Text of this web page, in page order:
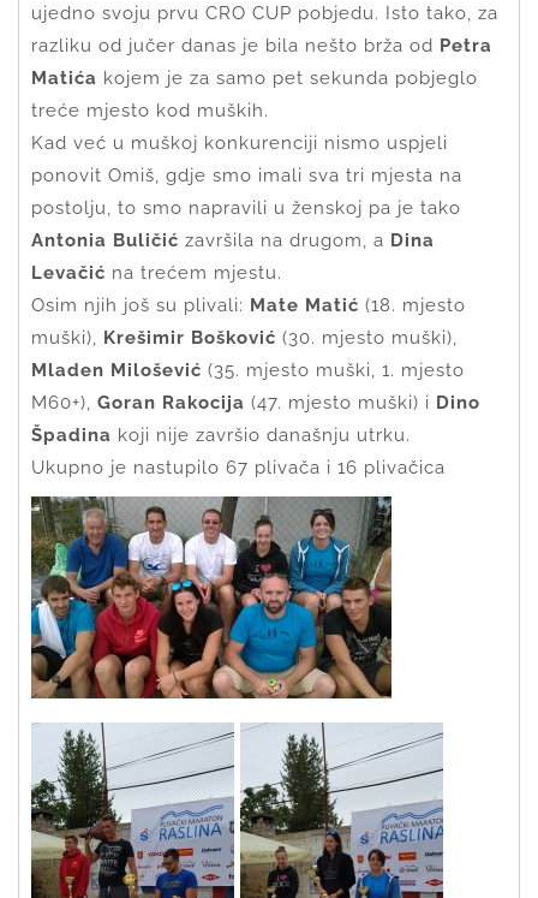
ujedno svoju prvu CRO CUP pobjedu. Isto tako, za
razliku od jučer danas je bila nešto brža od Petra
Matića kojem je za samo pet sekunda pobjeglo
treće mjesto kod muških.
Kad već u muškoj konkurenciji nismo uspjeli
ponovit Omiš, gdje smo imali sva tri mjesta na
postolju, to smo napravili u ženskoj pa je tako
Antonia Buličić završila na drugom, a Dina
Levačić na trećem mjestu.
Osim njih još su plivali: Mate Matić (18. mjesto
muški), Krešimir Bošković (30. mjesto muški),
Mladen Milošević (35. mjesto muški, 1. mjesto
M60+), Goran Rakocija (47. mjesto muški) i Dino
Špadina koji nije završio današnju utrku.
Ukupno je nastupilo 67 plivača i 16 plivačica